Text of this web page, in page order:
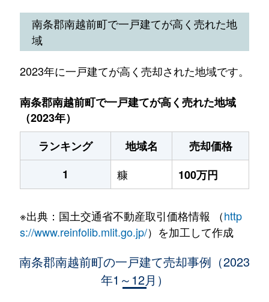
南条郡南越前町で一戸建てが高く売れた地
域
2023年に一戸建てが高く売却された地域です。
南条郡南越前町で一戸建てが高く売れた地域
（2023年）
ランキング
地域名
売却価格
1
糠 100万円
※出典：国土交通省不動産取引価格情報 （http
s://www.reinfolib.mlit.go.jp/）を加工して作成
南条郡南越前町の一戸建て売却事例（2023
年1～12月）